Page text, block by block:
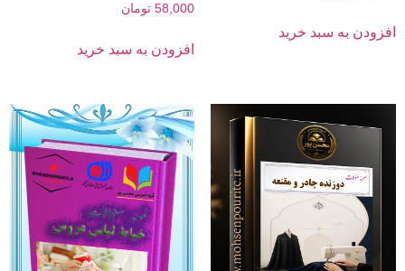
افزودن به سبد خرید
58,000 تومان
افزودن به سبد خرید